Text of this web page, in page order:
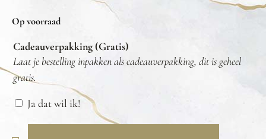
Op voorraad
Cadeauverpakking (Gratis)
Laat je bestelling inpakken als cadeauverpakking, dit is geheel
gratis.
Ja dat wil ik!